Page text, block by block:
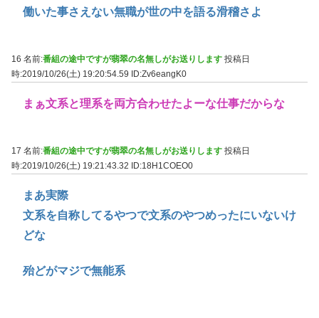
働いた事さえない無職が世の中を語る滑稽さよ
16 名前:番組の途中ですが翡翠の名無しがお送りします 投稿日
時:2019/10/26(土) 19:20:54.59
ID:Zv6eangK0
まぁ文系と理系を両方合わせたよーな仕事だからな
17 名前:番組の途中ですが翡翠の名無しがお送りします 投稿日
時:2019/10/26(土) 19:21:43.32 ID:18H1COEO0
まあ実際
文系を自称してるやつで文系のやつめったにいないけ
どな
殆どがマジで無能系